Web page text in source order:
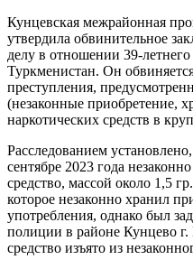
Кунцевская межрайонная
утвердила обвинительное
делу в отношении 39-
Туркменистан. Он
преступления,
(незаконные приобретение,
наркотических средств в
Расследованием
сентябре 2023 года
средство, массой около 1,5
которое незаконно хранил
употребления, однако был
полиции в районе Кунцево
средство изъято из